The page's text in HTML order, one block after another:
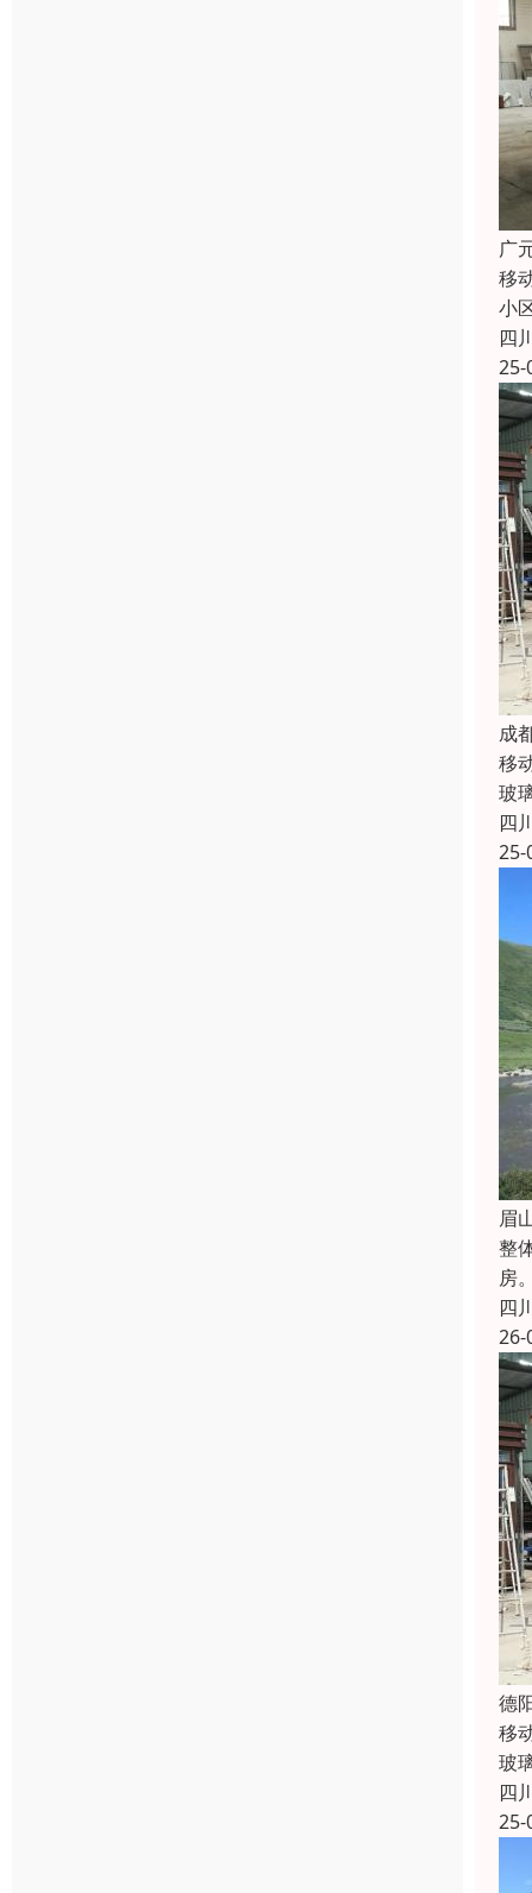
广
移
小
四
25-
成
移
玻
四
25-
眉
整
房
四
26-
德
移
玻
四
25-